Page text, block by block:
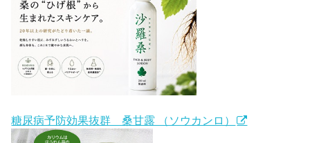
糖尿病予防効果抜群 桑甘露 （ソウカンロ）